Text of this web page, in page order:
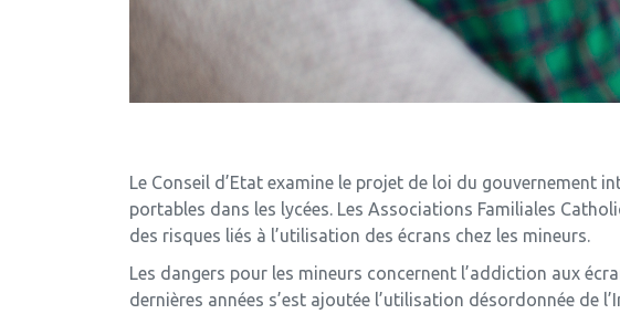
Le Conseil d’Etat examine le projet de loi du gouvernement
portables dans les lycées. Les Associations Familiales
des risques liés à l’utilisation des écrans chez les mineurs.
Les dangers pour les mineurs concernent l’addiction aux
dernières années s’est ajoutée l’utilisation désordonnée de